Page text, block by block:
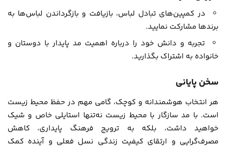
در کمپین‌های تبادل لباس، بازیافت و بازگرداندن لباس‌ها به
برندها مشارکت نمایید.
تجربه و دانش خود را درباره اهمیت مد پایدار با دوستان و
خانواده به اشتراک بگذارید.
سخن پایانی
هر انتخاب هوشمندانه و کوچک، گامی مهم در حفظ محیط زیست
است. با مد سازگار با محیط زیست نه‌تنها استایلی خاص و شیک
خواهید داشت، بلکه به ترویج فرهنگ پایداری، کاهش
مصرف‌گرایی و ارتقای کیفیت زندگی نسل فعلی و آینده کمک